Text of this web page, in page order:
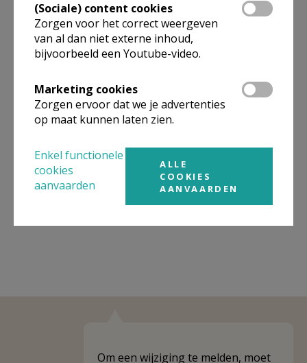
Organisatiestructuur
Niet gevonden wat je zocht? Hier vind je links naar de
gegevens van andere organisaties op het boven-,
onderliggende of gelijke niveau.
Behoort tot
Pastorale Regio Leuven
Weergeven
Pastorale Regio Leuven
Om een wijziging te melden, moet
(Sociale) content cookies
Zorgen voor het correct weergeven
van al dan niet externe inhoud,
bijvoorbeeld een Youtube-video.
Marketing cookies
Zorgen ervoor dat we je advertenties
op maat kunnen laten zien.
Enkel functionele
cookies
aanvaarden
ALLE
COOKIES
AANVAARDEN